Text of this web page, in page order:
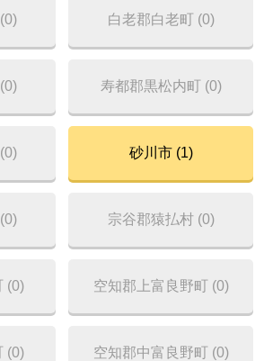
白老郡白老町 (0)
寿都郡黒松内町 (0)
砂川市 (1)
宗谷郡猿払村 (0)
(0) 空知郡上富良野町 (0)
(0) 空知郡中富良野町 (0)